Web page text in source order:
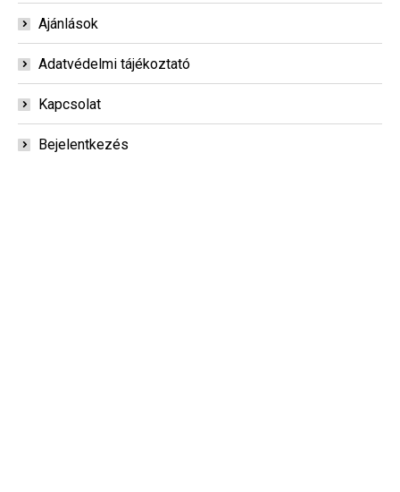
Ajánlások
Adatvédelmi tájékoztató
Kapcsolat
Bejelentkezés